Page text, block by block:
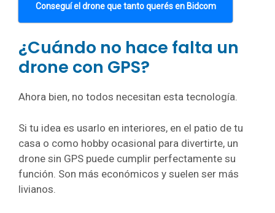
Conseguí el drone que tanto querés en Bidcom
¿Cuándo no hace falta un
drone con GPS?
Ahora bien, no todos necesitan esta tecnología.
Si tu idea es usarlo en interiores, en el patio de tu
casa o como hobby ocasional para divertirte, un
drone sin GPS puede cumplir perfectamente su
función. Son más económicos y suelen ser más
livianos.